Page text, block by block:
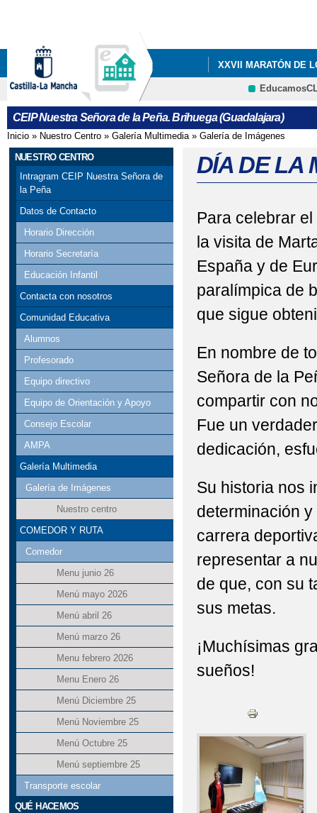
XXVII MARATÓN DE
QUÉ HACEMOS
CRFP
CEIP Nuestra Señora de la Peña. Brihuega (Guadalajara)
Se encuentra usted aquí
Inicio » Nuestro Centro » Galería Multimedia» Galería de Imágenes
NUESTRO CENTRO
Intragram CEIP Nuestra Señora de
la Peña
Datos de Contacto
Horario Dirección
Horario Secretaría
Educación Infantil
Contacta con nosotros
Comunidad Educativa
Alumnos
Profesorado
Equipo directivo
Equipo de Orientación y Apoyo
Consejo Escolar
AMPA
Galería Multimedia
Galería de Imágenes
Nuestro centro
COMEDOR Y RUTA
Comedor
Menu junio 26
Menú mayo 2026
Menú abril 26
Menú marzo 26
Menu febrero 2026
Menu Enero 26
Menú Diciembre 25
Menú Noviembre 25
Menú Octubre 25
Menú septiembre 25
Transporte escolar
QUÉ HACEMOS
DÍA DE LA
Para celebrar
la visita de
España y de
paralímpica de
que sigue
En nombre de
Señora de la
compartir con
Fue un
dedicación,
Su historia nos
determinación
carrera
representar a
de que, con su
sus metas.
¡Muchísimas
sueños!